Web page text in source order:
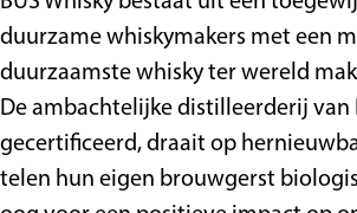
h
u
i
s
u
i
s
l
h
u
i
s
duurzame whiskymakers met een
duurzaamste whisky ter wereld
De ambachtelijke distilleerderij van
gecertificeerd, draait op
telen hun eigen brouwgerst